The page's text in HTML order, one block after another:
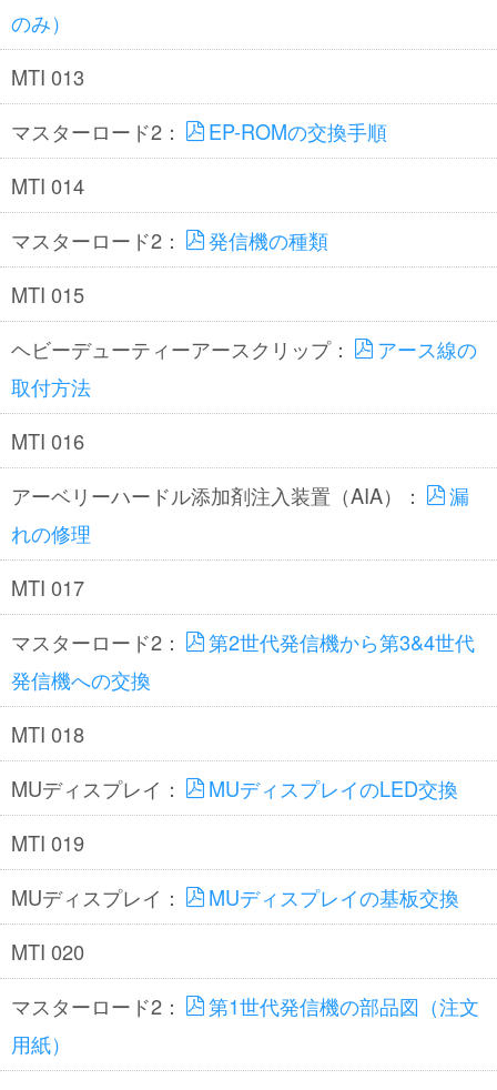
のみ）
MTI 013
マスターロード2：
EP-ROMの交換手順
MTI 014
マスターロード2：
発信機の種類
MTI 015
ヘビーデューティーアースクリップ：
アース線の
取付方法
MTI 016
アーベリーハードル添加剤注入装置（AIA）：
漏
れの修理
MTI 017
マスターロード2：
第2世代発信機から第3&4世代
発信機への交換
MTI 018
MUディスプレイ：
MUディスプレイのLED交換
MTI 019
MUディスプレイ：
MUディスプレイの基板交換
MTI 020
マスターロード2：
第1世代発信機の部品図（注文
用紙）